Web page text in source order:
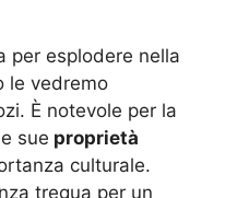
per esplodere nella
le vedremo
È notevole per la
sue proprietà
culturale.
tregua per un